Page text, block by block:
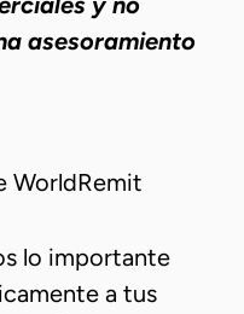
asesoramiento
WorldRemit
lo importante
a tus